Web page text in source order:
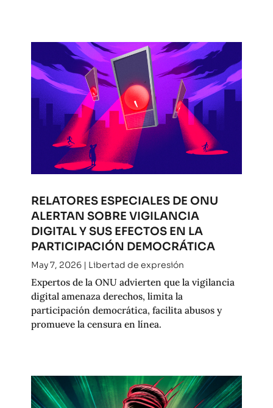
RELATORES ESPECIALES DE ONU
ALERTAN SOBRE VIGILANCIA
DIGITAL Y SUS EFECTOS EN LA
PARTICIPACIÓN DEMOCRÁTICA
May 7, 2026| Libertad de expresión
Expertos de la ONU advierten que la vigilancia
digital amenaza derechos, limita la
participación democrática, facilita abusos y
promueve la censura en línea.